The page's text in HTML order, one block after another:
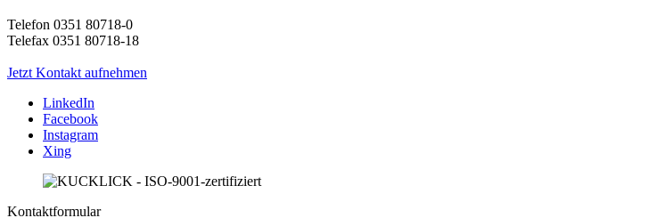
Telefon 0351 80718-0
Telefax 0351 80718-18
Jetzt Kontakt aufnehmen
LinkedIn
Facebook
Instagram
Xing
Kontaktformular